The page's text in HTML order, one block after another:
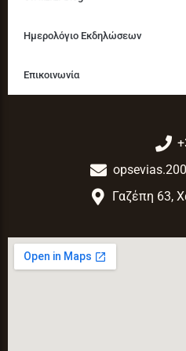
Ημερολόγιο Εκδηλώσεων
Επικοινωνία
Γαζέπη 63,